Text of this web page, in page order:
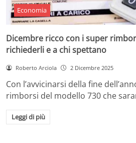
Economia
Dicembre ricco con i super
richiederli e a chi spettano
Roberto Arciola 2 Dicembre 2025
Con l’avvicinarsi della fine
rimborsi del modello 730 che
Leggi di più